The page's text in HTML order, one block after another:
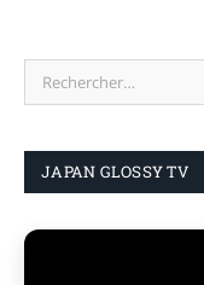
JAPAN GLOSSY TV